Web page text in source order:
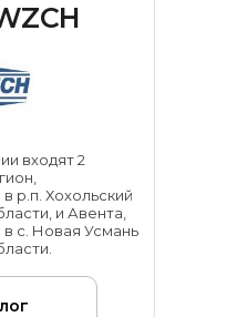
входят 2
р.п. Хохольский
и Авента,
с. Новая Усмань